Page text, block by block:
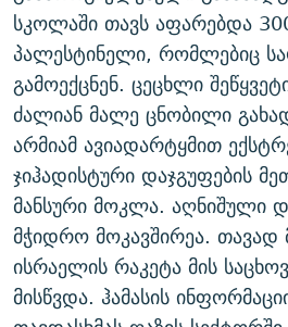
ПРИВЕТ ᲙᲣᲚᲢᲣᲠᲐ
სკოლაში თავს აფარებდა
პალესტინელი, რომლებიც
გამოექცნენ. ცეცხლი
ძალიან მალე ცნობილი
არმიამ ავიადარტყმით
ჯიჰადისტური დაჯგუფების
მანსური მოკლა. აღნიშული
მჭიდრო მოკავშირეა. თავად
ისრაელის რაკეტა მის
მისწვდა. ჰამასის